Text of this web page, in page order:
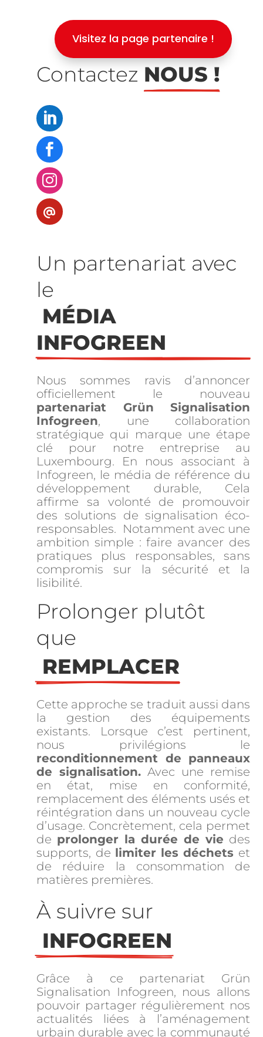
Visitez la page partenaire !
Contactez NOUS !



Un partenariat avec
le
INFOGREEN
Nous sommes ravis d’annoncer
officiellement le nouveau
partenariat Grün Signalisation
Infogreen, une collaboration
stratégique qui marque une étape
clé pour notre entreprise au
Luxembourg. En nous associant à
Infogreen, le média de référence du
développement durable, Cela
affirme sa volonté de promouvoir
des solutions de signalisation éco-
responsables. Notamment avec une
ambition simple : faire avancer des
pratiques plus responsables, sans
compromis sur la sécurité et la
lisibilité.
Prolonger plutôt
que
REMPLACER
Cette approche se traduit aussi dans
la gestion des équipements
existants. Lorsque c’est pertinent,
nous privilégions le
reconditionnement de panneaux
de signalisation. Avec une remise
en état, mise en conformité,
remplacement des éléments usés et
réintégration dans un nouveau cycle
d’usage. Concrètement, cela permet
de prolonger la durée de vie des
supports, de limiter les déchets et
de réduire la consommation de
matières premières.
À suivre sur
INFOGREEN
Grâce à ce partenariat Grün
Signalisation Infogreen, nous allons
pouvoir partager régulièrement nos
actualités liées à l’aménagement
urbain durable avec la communauté